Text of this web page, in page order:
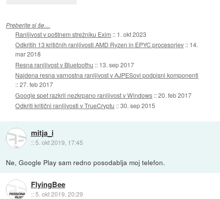
Preberite si še…
Ranljivost v poštnem strežniku Exim :: 1. okt 2023
Odkritih 13 kritičnih ranljivosti AMD Ryzen in EPYC procesorjev :: 14.
mar 2018
Resna ranljivost v Bluetoothu :: 13. sep 2017
Najdena resna varnostna ranljivost v AJPESovi podpisni komponenti
::27. feb 2017
Google spet razkril nezkrpano ranljivost v Windows ::20. feb 2017
Odkriti kritični ranljivosti v TrueCryptu ::30. sep 2015
mitja_i
:: 5. okt 2019, 17:45
Ne, Google Play sam redno posodablja moj telefon.
FlyingBee
::5. okt 2019, 20:29